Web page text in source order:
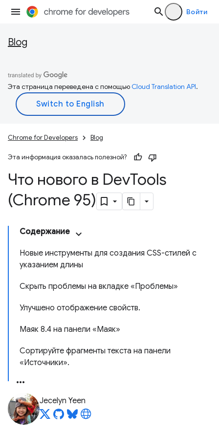
Войти
Blog
Эта страница переведена с помощьюCloud Translation API.
Chrome for Developers Blog
Эта информация оказалась полезной?
Что нового в DevTools
(Chrome 95)
Содержание
Новые инструменты для создания CSS-стилей с
указанием длины
Скрыть проблемы на вкладке «Проблемы»
Улучшено отображение свойств.
Маяк 8.4 на панели «Маяк»
Сортируйте фрагменты текста на панели
«Источники».
Jecelyn Yeen